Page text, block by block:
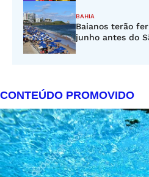
BAHIA
Baianos terão
junho antes do